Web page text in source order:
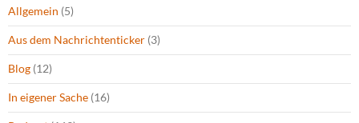
Allgemein (5)
Aus dem Nachrichtenticker (3)
Blog (12)
In eigener Sache (16)